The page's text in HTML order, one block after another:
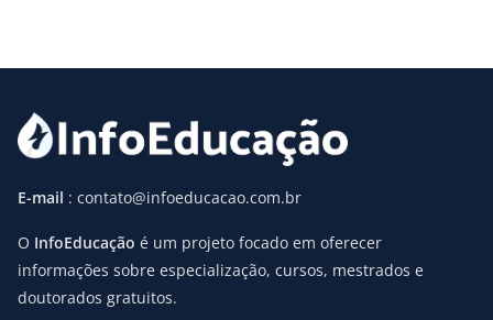
E-mail : contato@infoeducacao.com.br
O InfoEducação é um projeto focado em oferecer
informações sobre especialização, cursos, mestrados e
doutorados gratuitos.